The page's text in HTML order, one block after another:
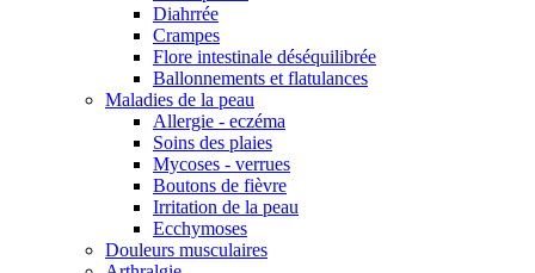
Diahrrée
Crampes
Flore intestinale déséquilibrée
Ballonnements et flatulances
Maladies de la peau
Allergie - eczéma
Soins des plaies
Mycoses - verrues
Boutons de fièvre
Irritation de la peau
Ecchymoses
Douleurs musculaires